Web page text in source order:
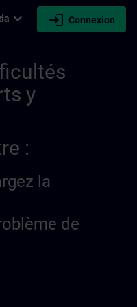
expand_more login Connexion
y
:
la
de